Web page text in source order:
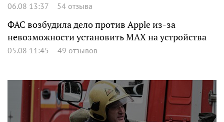
06.08 13:37 54 отзыва
ФАС возбудила дело против Apple из-за
невозможности установить MAX на устройства
05.08 11:45 49 отзывов